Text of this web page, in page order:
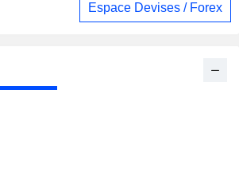
Espace Devises / Forex